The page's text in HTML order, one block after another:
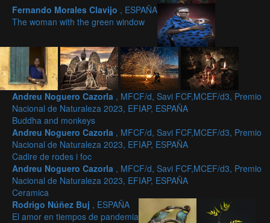
Fernando Morales Clavijo , ESPAÑA
The woman with the green window
Andreu Noguero Cazorla , MFCF/d, Savi FCF,MCEF/d3, Premio
Nacional de Naturaleza 2023, EFIAP, ESPAÑA
Buddha and monkeys
Andreu Noguero Cazorla , MFCF/d, Savi FCF,MCEF/d3, Premio
Nacional de Naturaleza 2023, EFIAP, ESPAÑA
Cadire de rodes i foc
Andreu Noguero Cazorla , MFCF/d, Savi FCF,MCEF/d3, Premio
Nacional de Naturaleza 2023, EFIAP, ESPAÑA
Ceramica
Rodrigo Núñez Buj , ESPAÑA
El amor en tiempos de pandemia